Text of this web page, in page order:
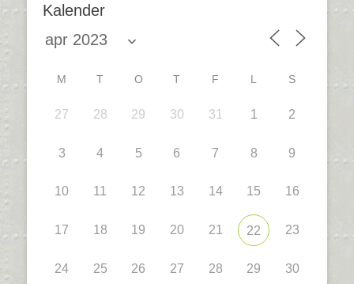
Kalender
M T O T F L S
27 28 29 30 31 1 2
3 4 5 6 7 8 9
10 11 12 13 14 15 16
17 18 19 20 21 22 23
24 25 26 27 28 29 30